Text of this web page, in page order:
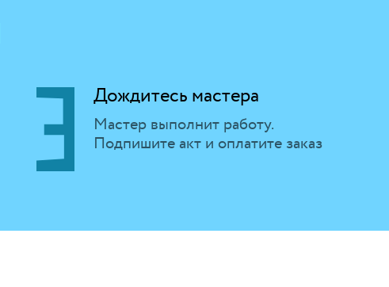
Дождитесь мастера
Мастер выполнит работу.
Подпишите акт и оплатите заказ